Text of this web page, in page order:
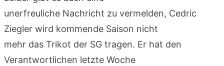
unerfreuliche Nachricht zu vermelden, Cedric
Ziegler wird kommende Saison nicht
mehr das Trikot der SG tragen. Er hat den
Verantwortlichen letzte Woche